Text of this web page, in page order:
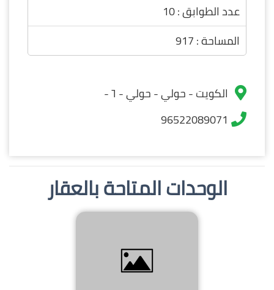
عدد الطوابق : 10
المساحة : 917
الكويت - حولي - حولي - ٦ -
96522089071
الوحدات المتاحة بالعقار